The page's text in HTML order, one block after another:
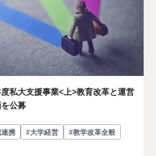
私大支援事業<上>教育改革と運営
公募
携 #大学経営
#教学改革全般